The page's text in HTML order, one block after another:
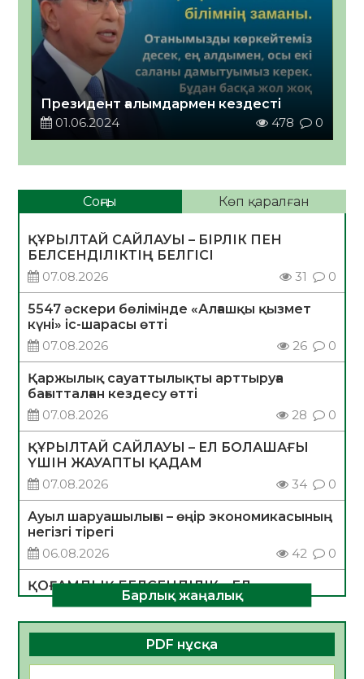
Президент ғалымдармен кездесті
01.06.2024
478 0
Соңғы Көп қаралған
ҚҰРЫЛТАЙ САЙЛАУЫ – БІРЛІК ПЕН
БЕЛСЕНДІЛІКТІҢ БЕЛГІСІ
07.08.2026
31 0
5547 әскери бөлімінде «Алғашқы қызмет
күні» іс-шарасы өтті
07.08.2026
26 0
Қаржылық сауаттылықты арттыруға
бағытталған кездесу өтті
07.08.2026
28 0
ҚҰРЫЛТАЙ САЙЛАУЫ – ЕЛ БОЛАШАҒЫ
ҮШІН ЖАУАПТЫ ҚАДАМ
07.08.2026
34 0
Ауыл шаруашылығы – өңір экономикасының
негізгі тірегі
06.08.2026
42 0
ҚОҒАМДЫҚ БЕЛСЕНДІЛІК – ЕЛ
ДАМУЫНЫҢ НЕГІЗІ
06.08.2026
39 0
ҚҰРЫЛТАЙ САЙЛАУЫ – БОЛАШАҚҚА
Барлық жаңалық
PDF нұсқа